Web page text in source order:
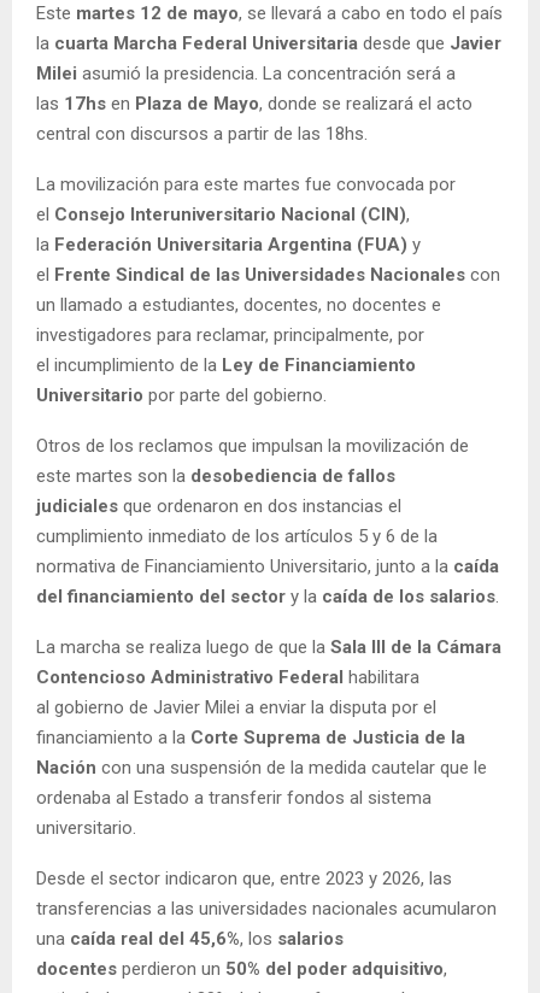
Este martes 12 de mayo, se llevará a cabo en todo el país
la cuarta Marcha Federal Universitaria desde que Javier
Milei asumió la presidencia. La concentración será a
las 17hs en Plaza de Mayo, donde se realizará el acto
central con discursos a partir de las 18hs.
La movilización para este martes fue convocada por
el Consejo Interuniversitario Nacional (CIN),
la Federación Universitaria Argentina (FUA) y
el Frente Sindical de las Universidades Nacionales con
un llamado a estudiantes, docentes, no docentes e
investigadores para reclamar, principalmente, por
el incumplimiento de la Ley de Financiamiento
Universitario por parte del gobierno.
Otros de los reclamos que impulsan la movilización de
este martes son la desobediencia de fallos
judiciales que ordenaron en dos instancias el
cumplimiento inmediato de los artículos 5 y 6 de la
normativa de Financiamiento Universitario, junto a la caída
del financiamiento del sector y la caída de los salarios.
La marcha se realiza luego de que la Sala III de la Cámara
Contencioso Administrativo Federal habilitara
al gobierno de Javier Milei a enviar la disputa por el
financiamiento a la Corte Suprema de Justicia de la
Nación con una suspensión de la medida cautelar que le
ordenaba al Estado a transferir fondos al sistema
universitario.
Desde el sector indicaron que, entre 2023 y 2026, las
transferencias a las universidades nacionales acumularon
una caída real del 45,6%, los salarios
docentes perdieron un 50% del poder adquisitivo,